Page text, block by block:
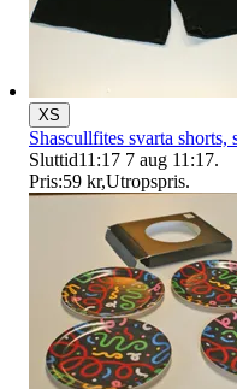
XS
Shascullfites svarta
Sluttid11:17 7 aug 11:17.
Pris:59 kr,Utropspris.